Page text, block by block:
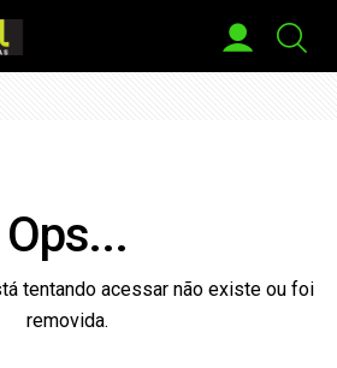
Ops...
tentando acessar não existe ou foi
removida.